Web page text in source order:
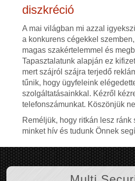
diszkréció
A mai világban mi azzal
a konkurens cégekkel
magas szakértelemmel és
Tapasztalatunk alapján ez
mert szájról szájra terjedő
tűnik, hogy ügyfeleink
szolgáltatásainkkal. Kézről
telefonszámunkat. Köszönjük
Reméljük, hogy ritkán lesz ránk
minket hív és tudunk Önnek